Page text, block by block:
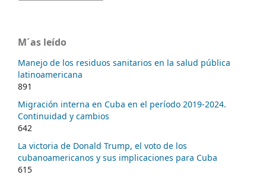
M´as leído
Manejo de los residuos sanitarios en la salud pública
latinoamericana
891
Migración interna en Cuba en el período 2019-2024.
Continuidad y cambios
642
La victoria de Donald Trump, el voto de los
cubanoamericanos y sus implicaciones para Cuba
615